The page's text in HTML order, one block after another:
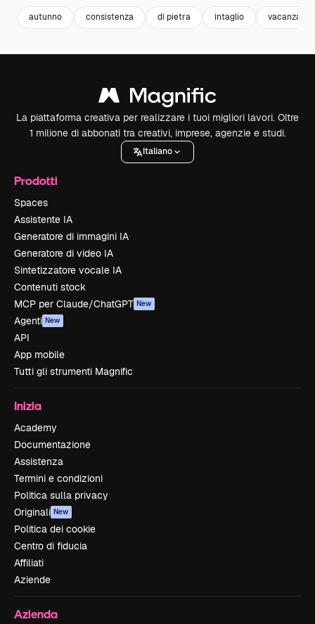
autunno consistenza di pietra intaglio vacanza
La piattaforma creativa per realizzare i tuoi migliori lavori. Oltre
1 milione di abbonati tra creativi, imprese, agenzie e studi.
Italiano
Prodotti
Spaces
Assistente IA
Generatore di immagini IA
Generatore di video IA
Sintetizzatore vocale IA
Contenuti stock
MCP per Claude/ChatGPT New
Agenti New
API
App mobile
Tutti gli strumenti Magnific
Inizia
Academy
Documentazione
Assistenza
Termini e condizioni
Politica sulla privacy
Originali New
Politica dei cookie
Centro di fiducia
Affiliati
Aziende
Azienda